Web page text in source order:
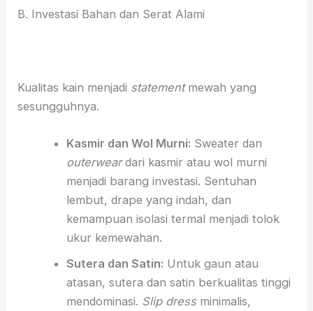
B. Investasi Bahan dan Serat Alami
Kualitas kain menjadi statementmewah yang
sesungguhnya.
Kasmir dan Wol Murni: Sweater dan
outerweardari kasmir atau wol murni
menjadi barang investasi. Sentuhan
lembut, drape yang indah, dan
kemampuan isolasi termal menjadi tolok
ukur kemewahan.
Sutera dan Satin: Untuk gaun atau
atasan, sutera dan satin berkualitas tinggi
mendominasi. Slip dressminimalis,